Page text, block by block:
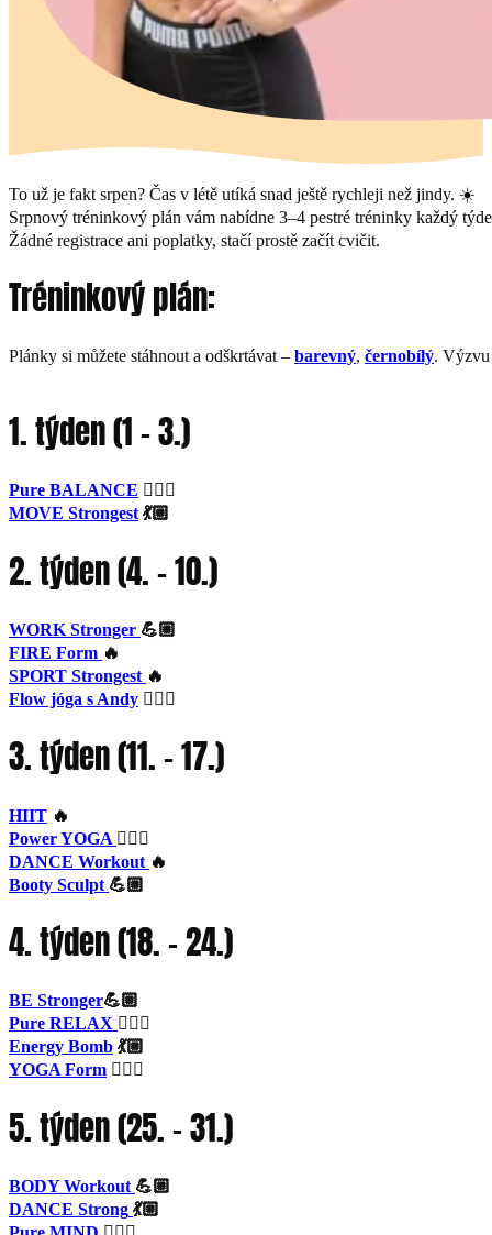
To už je fakt srpen? Čas v létě utíká snad ještě rychleji než jindy. ☀️
Srpnový tréninkový plán vám nabídne 3–4 pestré tréninky každý
Žádné registrace ani poplatky, stačí prostě začít cvičit.
Tréninkový plán:
Plánky si můžete stáhnout a odškrtávat – barevný, černobílý. Výzvu
1. týden (1 – 3.)
Pure BALANCE 🧘🏼‍♀️
MOVE Strongest 💃🏼
2. týden (4. – 10.)
WORK Stronger 💪🏼
FIRE Form 🔥
SPORT Strongest 🔥
Flow jóga s Andy 🧘🏼‍♀️
3. týden (11. – 17.)
HIIT 🔥
Power YOGA 🧘🏼‍♀️
DANCE Workout 🔥
Booty Sculpt 💪🏼
4. týden (18. – 24.)
BE Stronger💪🏼
Pure RELAX 🧘🏼‍♀️
Energy Bomb 💃🏼
YOGA Form 🧘🏼‍♀️
5. týden (25. – 31.)
BODY Workout 💪🏼
DANCE Strong 💃🏼